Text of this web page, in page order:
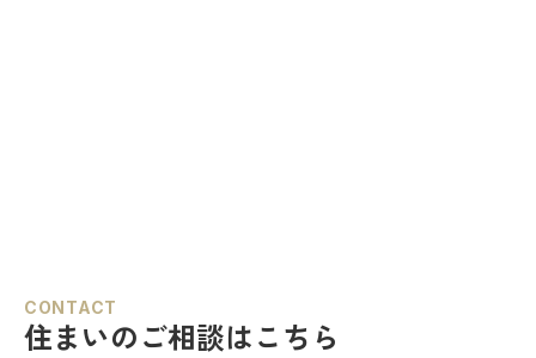
CONTACT
住まいのご相談はこちら